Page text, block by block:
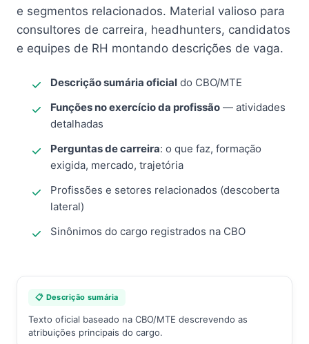
e segmentos relacionados. Material valioso para
consultores de carreira, headhunters, candidatos
e equipes de RH montando descrições de vaga.
Descrição sumária oficial do CBO/MTE
Funções no exercício da profissão — atividades
detalhadas
Perguntas de carreira: o que faz, formação
exigida, mercado, trajetória
Profissões e setores relacionados (descoberta
lateral)
Sinônimos do cargo registrados na CBO
📋 Descrição sumária
Texto oficial baseado na CBO/MTE descrevendo as
atribuições principais do cargo.